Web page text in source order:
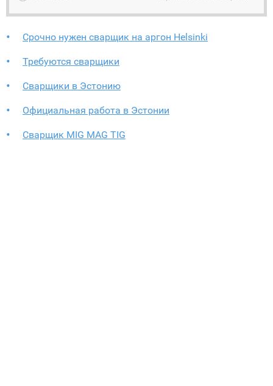
Срочно нужен сварщик на аргон Helsinki
Требуются сварщики
Сварщики в Эстонию
Официальная работа в Эстонии
Сварщик MIG MAG TIG